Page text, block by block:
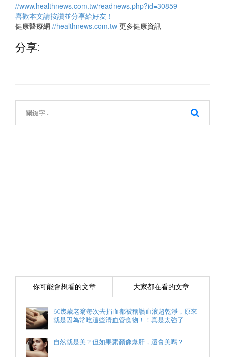
//www.healthnews.com.tw/readnews.php?id=30859
喜歡本文請按讚並分享給好友！
健康醫療網 //healthnews.com.tw 更多健康資訊
分享:
你可能會想看的文章 大家都在看的文章
60幾歲老翁每次去捐血都被稱讚血液超乾淨，原來
就是因為常吃這些清血管食物！！真是太強了
自然就是美？但如果素顏像爆肝，還會美嗎？